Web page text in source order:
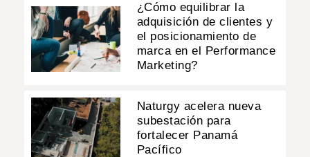
¿Cómo equilibrar la
adquisición de clientes y
el posicionamiento de
marca en el Performance
Marketing?
Naturgy acelera nueva
subestación para
fortalecer Panamá
Pacífico